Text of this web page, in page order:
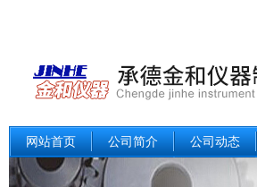
网站首页 公司简介 公司动态